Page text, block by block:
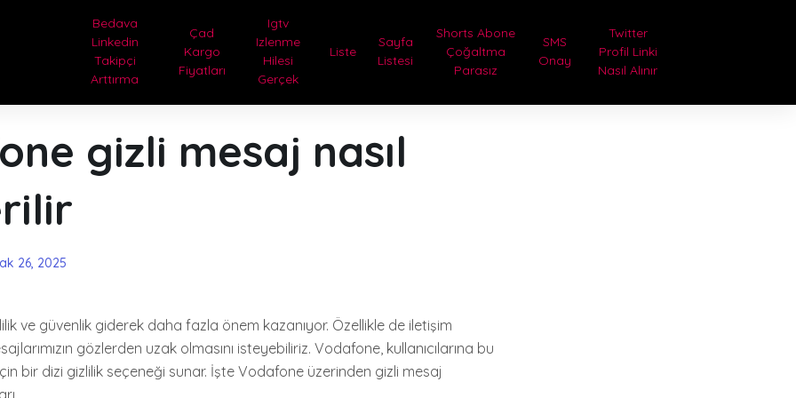
Bedava
Linkedin
Takipçi
Arttırma
Çad
Kargo
Fiyatları
Igtv
Izlenme
Hilesi
Gerçek
Liste
Sayfa
Listesi
Shorts Abone
Çoğaltma
Parasız
SMS
Onay
Twitter
Profil Linki
Nasıl Alınır
gizli mesaj nasıl
26, 2025
ve güvenlik giderek daha fazla önem kazanıyor. Özellikle de iletişim
gözlerden uzak olmasını isteyebiliriz. Vodafone, kullanıcılarına bu
bir dizi gizlilik seçeneği sunar. İşte Vodafone üzerinden gizli mesaj